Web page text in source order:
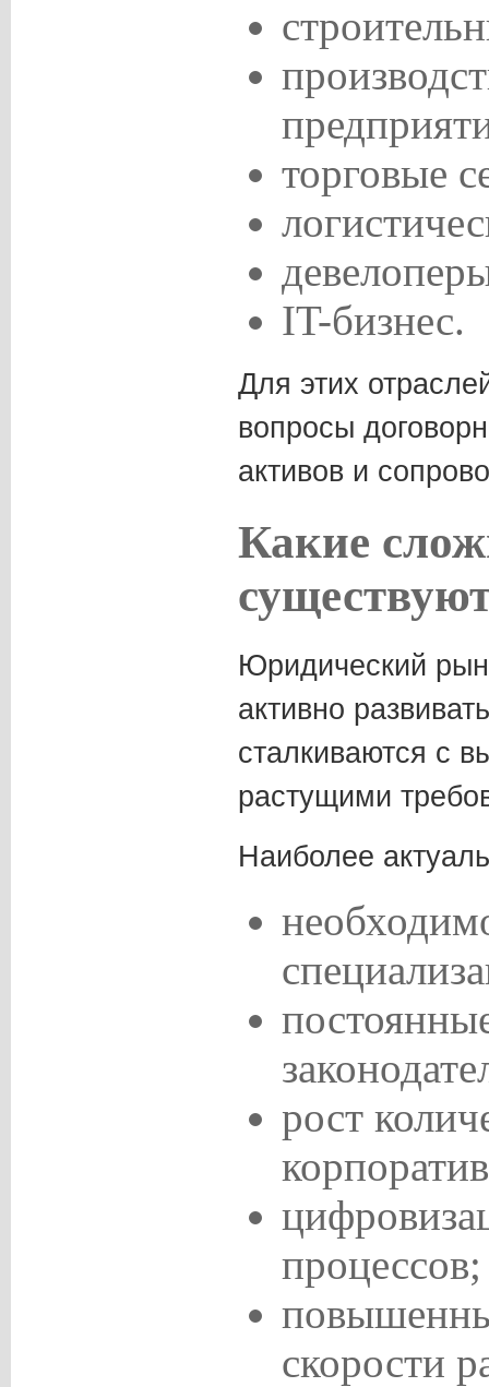
торговые
IT-бизнес.
Для этих
вопросы
активов и
Какие
Юридический
активно
сталкиваются с
растущими
Наиболее
рост
процессов;
скорости